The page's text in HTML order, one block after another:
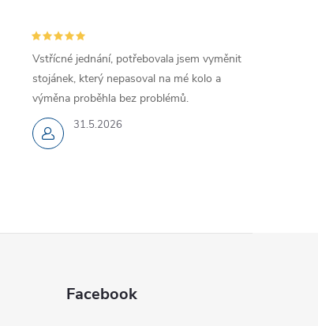
31.5.2026
Vstřícné jednání, potřebovala jsem vyměnit
stojánek, který nepasoval na mé kolo a
výměna proběhla bez problémů.
Facebook